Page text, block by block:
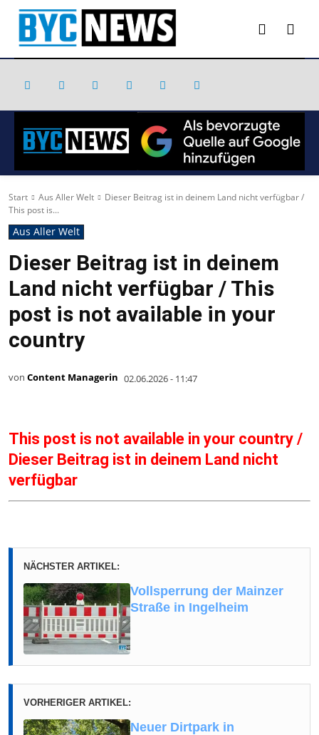
Start Aus Aller Welt
Dieser Beitrag ist in deinem Land nicht verfügbar /
This post is...
Aus Aller Welt
Dieser Beitrag ist in deinem
Land nicht verfügbar / This
post is not available in your
country
von Content Managerin 02.06.2026 - 11:47
This post is not available in your country /
Dieser Beitrag ist in deinem Land nicht
verfügbar
NÄCHSTER ARTIKEL:
Vollsperrung der Mainzer
Straße in Ingelheim
VORHERIGER ARTIKEL:
Neuer Dirtpark in